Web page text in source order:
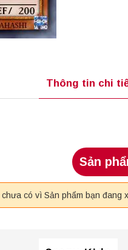
Thông tin chi
Sản
có vì Sản phẩm bạn đang